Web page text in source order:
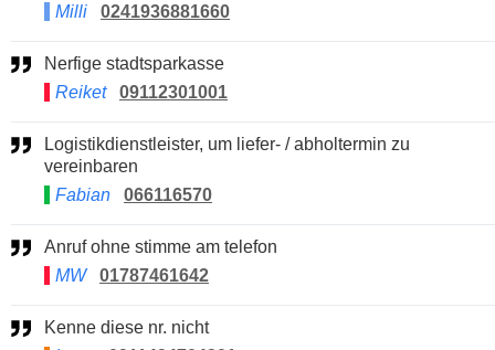
Milli
0241936881660
Nerfige stadtsparkasse
Reiket
09112301001
Logistikdienstleister, um liefer- / abholtermin zu
vereinbaren
Fabian
066116570
Anruf ohne stimme am telefon
MW
01787461642
Kenne diese nr. nicht